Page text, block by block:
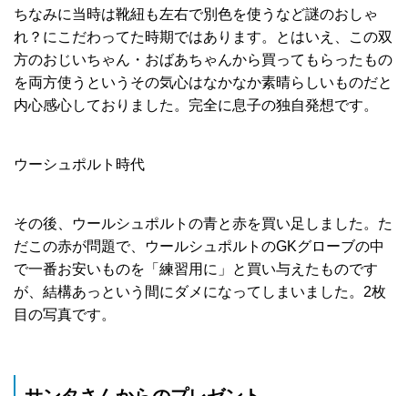
ちなみに当時は靴紐も左右で別色を使うなど謎のおしゃ
れ？にこだわってた時期ではあります。とはいえ、この双
方のおじいちゃん・おばあちゃんから買ってもらったもの
を両方使うというその気心はなかなか素晴らしいものだと
内心感心しておりました。完全に息子の独自発想です。
ウーシュポルト時代
その後、ウールシュポルトの青と赤を買い足しました。た
だこの赤が問題で、ウールシュポルトのGKグローブの中
で一番お安いものを「練習用に」と買い与えたものです
が、結構あっという間にダメになってしまいました。2枚
目の写真です。